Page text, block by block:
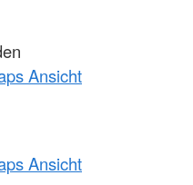
Ansicht
Ansicht